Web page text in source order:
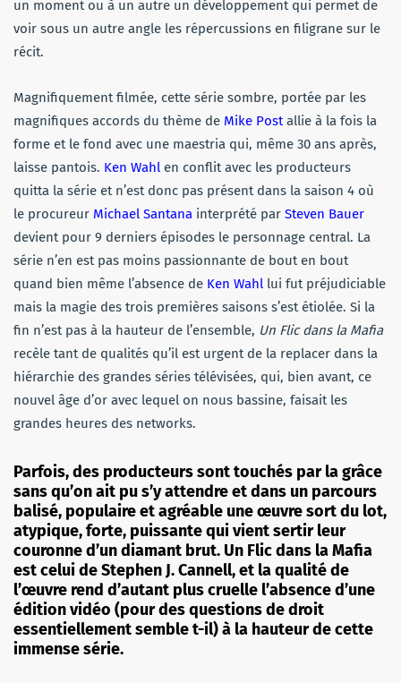
un moment ou à un autre un développement qui permet de
voir sous un autre angle les répercussions en filigrane sur le
récit.
Magnifiquement filmée, cette série sombre, portée par les
magnifiques accords du thème de Mike Postallie à la fois la
forme et le fond avec une maestria qui, même 30 ans après,
laisse pantois. Ken Wahl en conflit avec les producteurs
quitta la série et n’est donc pas présent dans la saison 4 où
le procureur Michael Santana interprété par Steven Bauer
devient pour 9 derniers épisodes le personnage central. La
série n’en est pas moins passionnante de bout en bout
quand bien même l’absence de Ken Wahl lui fut préjudiciable
mais la magie des trois premières saisons s’est étiolée. Si la
fin n’est pas à la hauteur de l’ensemble, Un Flic dans la Mafia
recèle tant de qualités qu’il est urgent de la replacer dans la
hiérarchie des grandes séries télévisées, qui, bien avant, ce
nouvel âge d’or avec lequel on nous bassine, faisait les
grandes heures des networks.
Parfois, des producteurs sont touchés par la grâce
sans qu’on ait pu s’y attendre et dans un parcours
balisé, populaire et agréable une œuvre sort du lot,
atypique, forte, puissante qui vient sertir leur
couronne d’un diamant brut. Un Flic dans la Mafia
est celui de Stephen J. Cannell, et la qualité de
l’œuvre rend d’autant plus cruelle l’absence d’une
édition vidéo (pour des questions de droit
essentiellement semble t-il) à la hauteur de cette
immense série.